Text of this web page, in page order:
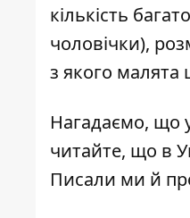
кількість
чоловічки),
з якого малята
Нагадаємо, що
читайте, що в
Писали ми й